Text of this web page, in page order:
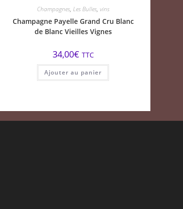
Champagnes, Les Bulles, vins
Champagne Payelle Grand Cru Blanc
de Blanc Vieilles Vignes
34,00€ TTC
Ajouter au panier